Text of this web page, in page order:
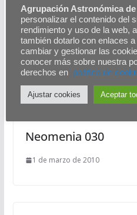
La astronomía egipcia
También te
Neomenia 030
1 de marzo de 2010
Agrupación Astronómica
personalizar el contenido del
rendimiento y uso de la web,
también dotarlo con enlaces
cambiar y gestionar las
conocer más sobre nuestra
derechos en polítíca de
Ajustar cookies Aceptar